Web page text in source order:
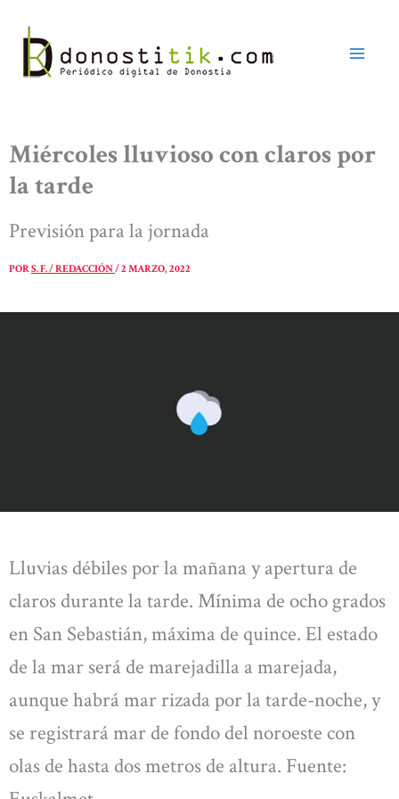
contenido
Miércoles lluvioso con claros por
la tarde
Previsión para la jornada
PORS. F. / REDACCIÓN/2 MARZO, 2022
Lluvias débiles por la mañana y apertura de
claros durante la tarde. Mínima de ocho grados
en San Sebastián, máxima de quince. El estado
de la mar será de marejadilla a marejada,
aunque habrá mar rizada por la tarde-noche, y
se registrará mar de fondo del noroeste con
olas de hasta dos metros de altura. Fuente: